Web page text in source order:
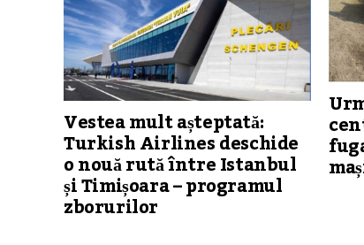
Vestea mult așteptată:
Turkish Airlines deschide
o nouă rută între Istanbul
și Timișoara – programul
zborurilor